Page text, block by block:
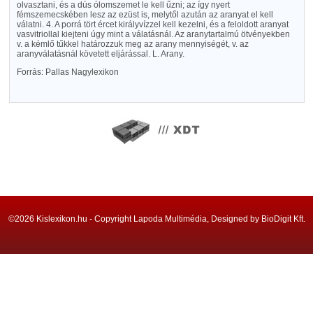
olvasztani, és a dús ólomszemet le kell űzni; az így nyert
fémszemecskében lesz az ezüst is, melytől azután az aranyat el kell
válatni. 4. A porrá tört ércet királyvízzel kell kezelni, és a feloldott aranyat
vasvitriollal kiejteni úgy mint a válatásnál. Az aranytartalmú ötvényekben
v. a kémlő tűkkel határozzuk meg az arany mennyiségét, v. az
aranyválatásnál követett eljárással. L. Arany.
Forrás: Pallas Nagylexikon
©2026 Kislexikon.hu - Copyright Lapoda Multimédia, Designed by BioDigit Kft.